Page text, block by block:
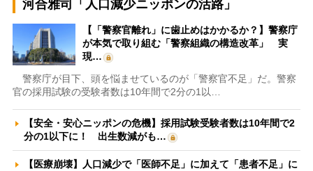
河合雅司「人口減少ニッポンの活路」
【「警察官離れ」に歯止めはかかるか？】警察庁
が本気で取り組む「警察組織の構造改革」 実
現…
警察庁が目下、頭を悩ませているのが「警察官不足」だ。警察
官の採用試験の受験者数は10年間で2分の1以…
【安全・安心ニッポンの危機】採用試験受験者数は10年間で2
分の1以下に！ 出生数減がも…
【医療崩壊】人口減少で「医師不足」に加えて「患者不足」に